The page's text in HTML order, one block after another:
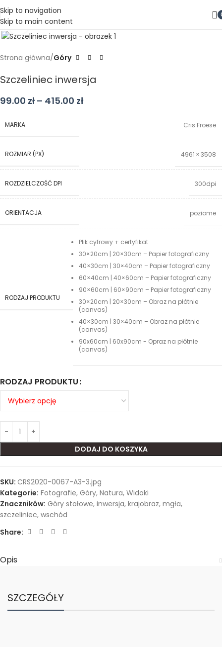
Skip to navigation
Skip to main content
Kliknij aby powiększyć
Strona główna Góry
Szczeliniec inwersja
99.00 zł – 415.00 zł
MARKA Cris Froese
ROZMIAR (PX) 4961 × 3508
ROZDZIELCZOŚĆ DPI 300dpi
ORIENTACJA poziome
RODZAJ PRODUKTU
Plik cyfrowy + certyfikat
30×20cm | 20×30cm – Papier fotograficzny
40×30cm | 30×40cm – Papier fotograficzny
60×40cm | 40×60cm – Papier fotograficzny
90×60cm | 60×90cm – Papier fotograficzny
30×20cm | 20×30cm – Obraz na płótnie
(canvas)
40×30cm | 30×40cm – Obraz na płótnie
(canvas)
90x60cm | 60x90cm - Opraz na płótnie
(canvas)
RODZAJ PRODUKTU
DODAJ DO KOSZYKA
SKU: CRS2020-0067-A3-3.jpg
Kategorie: Fotografie, Góry, Natura, Widoki
Znaczników: Góry stołowe, inwersja, krajobraz, mgła,
szczeliniec, wschód
Share:
Opis
SZCZEGÓŁY